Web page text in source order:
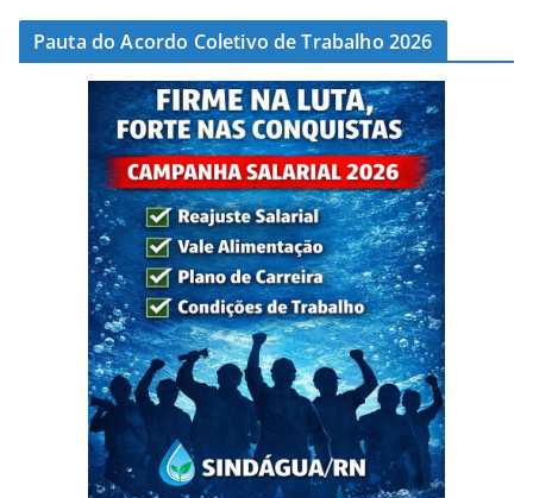
Pauta do Acordo Coletivo de Trabalho 2026